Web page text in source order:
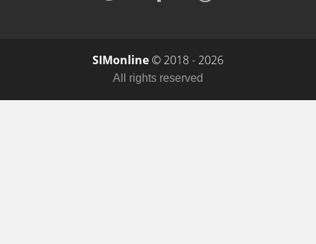
SIMonline© 2018 - 2026
All rights reserved